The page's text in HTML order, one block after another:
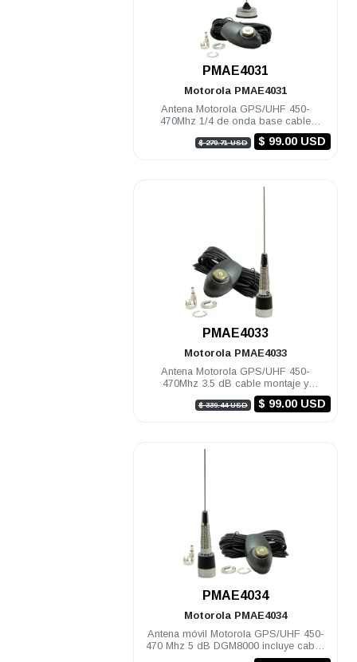
PMAE4031
Motorola PMAE4031
Antena Motorola GPS/UHF 450-
470Mhz 1/4 de onda base cable
montaje y conectores MINI-U
DGM8000e
$ 270.71 USD $ 99.00 USD
PMAE4033
Motorola PMAE4033
Antena Motorola GPS/UHF 450-
470Mhz 3.5 dB cable montaje y
conectores DGM8000e DGM8500e
$ 339.44 USD $ 99.00 USD
PMAE4034
Motorola PMAE4034
Antena móvil Motorola GPS/UHF 450-
470 Mhz 5 dB DGM8000 incluye cable,
montaje y conectores